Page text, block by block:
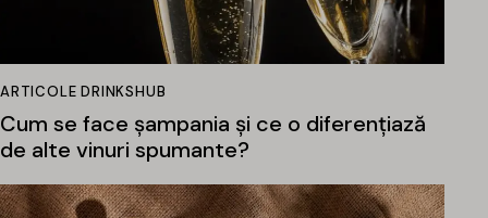
ARTICOLE DRINKSHUB
Cum se face șampania și ce o diferențiază
de alte vinuri spumante?